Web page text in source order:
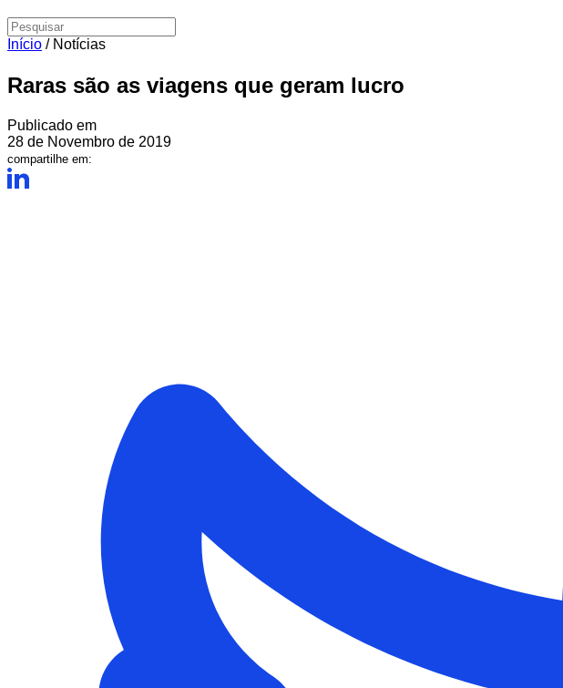
Início / Notícias
Raras são as viagens que geram lucro
Publicado em
28 de Novembro de 2019
compartilhe em: